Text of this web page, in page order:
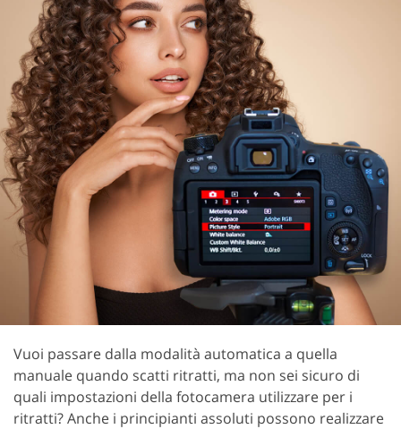
Vuoi passare dalla modalità automatica a quella
manuale quando scatti ritratti, ma non sei sicuro di
quali impostazioni della fotocamera utilizzare per i
ritratti? Anche i principianti assoluti possono realizzare